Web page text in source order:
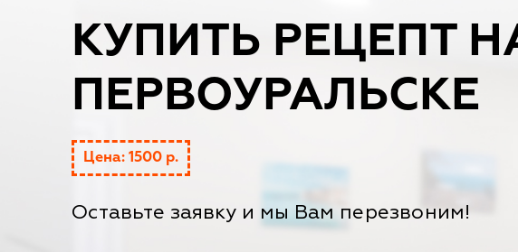
КУПИТЬ РЕЦЕПТ
ПЕРВОУРАЛЬСКЕ
Цена: 1500 р.
Оставьте заявку и мы Вам перезвоним!